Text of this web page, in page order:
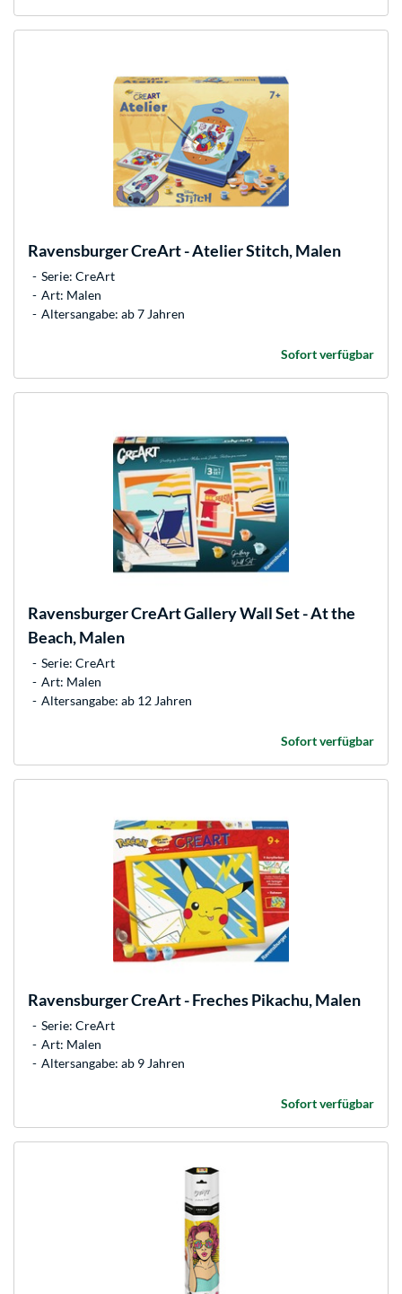
RavensburgerCreArt - Atelier Stitch, Malen
Serie: CreArt
Art: Malen
Altersangabe: ab 7 Jahren
Sofort verfügbar
RavensburgerCreArt Gallery Wall Set - At the
Beach, Malen
Serie: CreArt
Art: Malen
Altersangabe: ab 12 Jahren
Sofort verfügbar
RavensburgerCreArt - Freches Pikachu, Malen
Serie: CreArt
Art: Malen
Altersangabe: ab 9 Jahren
Sofort verfügbar